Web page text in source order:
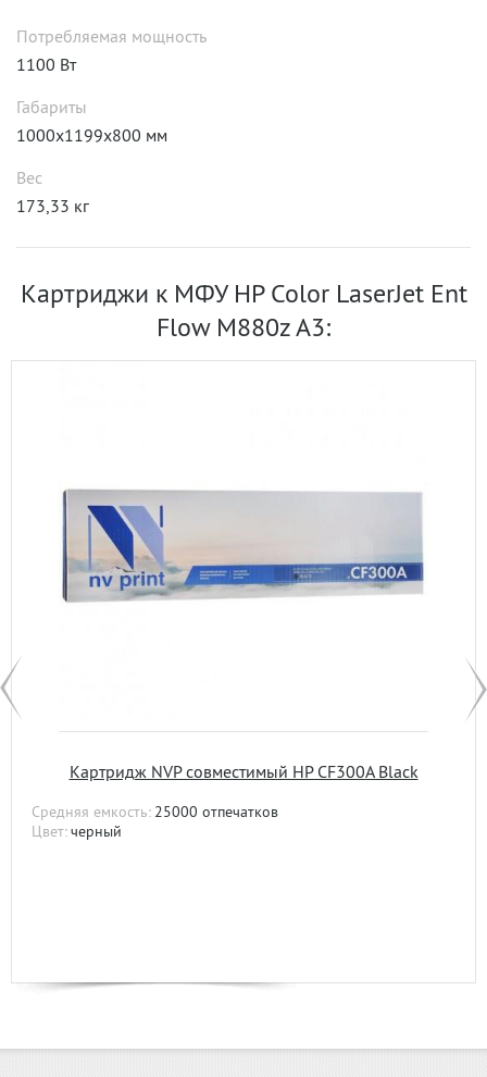
Потребляемая мощность
1100 Вт
Габариты
1000x1199x800 мм
Вес
173,33 кг
Картриджи к МФУ HP Color LaserJet Ent
Flow M880z A3:
Картридж NVP совместимый HP CF300A Black
Средняя емкость: 25000 отпечатков
Цвет:черный